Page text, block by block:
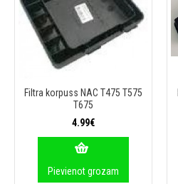
Filtra korpuss NAC T475 T575
T675
4.99€
Pievienot grozam